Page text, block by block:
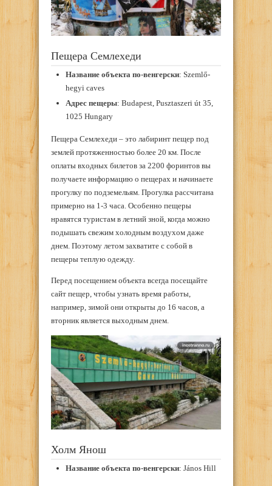
Пещера Семлехеди
Название объекта по-венгерски: Szemlő-
hegyi caves
Адрес пещеры: Budapest, Pusztaszeri út 35,
1025 Hungary
Пещера Семлехеди – это лабиринт пещер под
землей протяженностью более 20 км. После
оплаты входных билетов за 2200 форинтов вы
получаете информацию о пещерах и начинаете
прогулку по подземельям. Прогулка рассчитана
примерно на 1-3 часа. Особенно пещеры
нравятся туристам в летний зной, когда можно
подышать свежим холодным воздухом даже
днем. Поэтому летом захватите с собой в
пещеры теплую одежду.
Перед посещением объекта всегда посещайте
сайт пещер, чтобы узнать время работы,
например, зимой они открыты до 16 часов, а
вторник является выходным днем.
Холм Янош
Название объекта по-венгерски: János Hill